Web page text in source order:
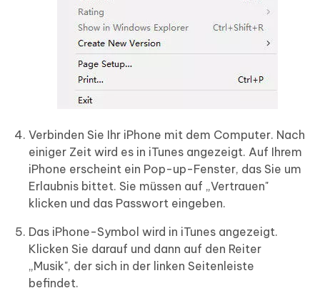
Verbinden Sie Ihr iPhone mit dem Computer. Nach
einiger Zeit wird es in iTunes angezeigt. Auf Ihrem
iPhone erscheint ein Pop-up-Fenster, das Sie um
Erlaubnis bittet. Sie müssen auf „Vertrauen"
klicken und das Passwort eingeben.
Das iPhone-Symbol wird in iTunes angezeigt.
Klicken Sie darauf und dann auf den Reiter
„Musik", der sich in der linken Seitenleiste
befindet.